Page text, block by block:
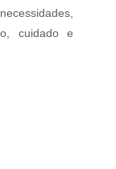
cuidado e